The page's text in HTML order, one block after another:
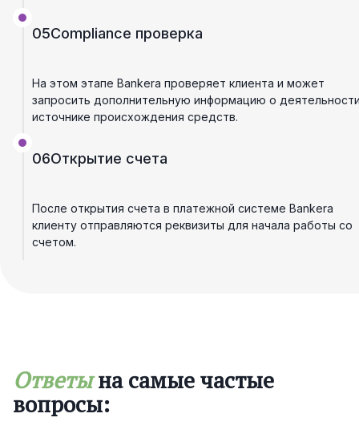
05Compliance проверка
На этом этапе Bankera проверяет клиента и может
запросить дополнительную информацию о
источнике происхождения средств.
06Открытие счета
После открытия счета в платежной системе Bankera
клиенту отправляются реквизиты для начала работы со
счетом.
Ответы на самые частые
вопросы: